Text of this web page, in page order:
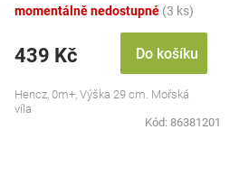
momentálně nedostupné (3 ks)
439 Kč Do košíku
Hencz, 0m+, Výška 29 cm. Mořská
víla
Kód: 86381201